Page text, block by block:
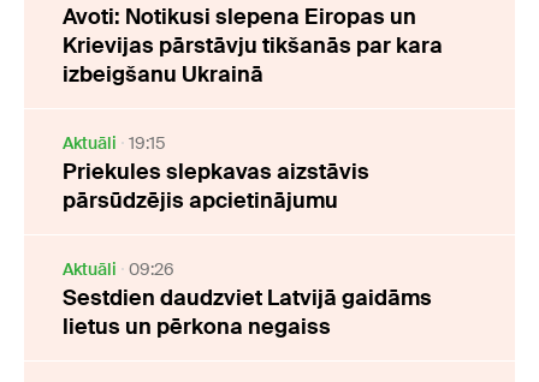
Avoti: Notikusi slepena Eiropas un
Krievijas pārstāvju tikšanās par kara
izbeigšanu Ukrainā
Aktuāli 19:15
Priekules slepkavas aizstāvis
pārsūdzējis apcietinājumu
Aktuāli 09:26
Sestdien daudzviet Latvijā gaidāms
lietus un pērkona negaiss